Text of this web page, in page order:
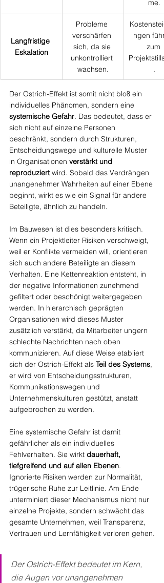
me.
Langfristige
Eskalation
Probleme
verschärfen
sich, da sie
unkontrolliert
wachsen.
ngen
zum
.
Der Ostrich-Effekt ist somit nicht bloß ein
individuelles Phänomen, sondern eine
systemische Gefahr. Das bedeutet, dass er
sich nicht auf einzelne Personen
beschränkt, sondern durch Strukturen,
Entscheidungswege und kulturelle Muster
in Organisationen verstärkt und
reproduziert wird. Sobald das Verdrängen
unangenehmer Wahrheiten auf einer Ebene
beginnt, wirkt es wie ein Signal für andere
Beteiligte, ähnlich zu handeln.
Im Bauwesen ist dies besonders kritisch.
Wenn ein Projektleiter Risiken verschweigt,
weil er Konflikte vermeiden will, orientieren
sich auch andere Beteiligte an diesem
Verhalten. Eine Kettenreaktion entsteht, in
der negative Informationen zunehmend
gefiltert oder beschönigt weitergegeben
werden. In hierarchisch geprägten
Organisationen wird dieses Muster
zusätzlich verstärkt, da Mitarbeiter ungern
schlechte Nachrichten nach oben
kommunizieren. Auf diese Weise etabliert
sich der Ostrich-Effekt als Teil des Systems,
er wird von Entscheidungsstrukturen,
Kommunikationswegen und
Unternehmenskulturen gestützt, anstatt
aufgebrochen zu werden.
Eine systemische Gefahr ist damit
gefährlicher als ein individuelles
Fehlverhalten. Sie wirkt dauerhaft,
tiefgreifend und auf allen Ebenen.
Ignorierte Risiken werden zur Normalität,
trügerische Ruhe zur Leitlinie. Am Ende
unterminiert dieser Mechanismus nicht nur
einzelne Projekte, sondern schwächt das
gesamte Unternehmen, weil Transparenz,
Vertrauen und Lernfähigkeit verloren gehen.
Der Ostrich-Effekt bedeutet im Kern,
die Augen vor unangenehmen